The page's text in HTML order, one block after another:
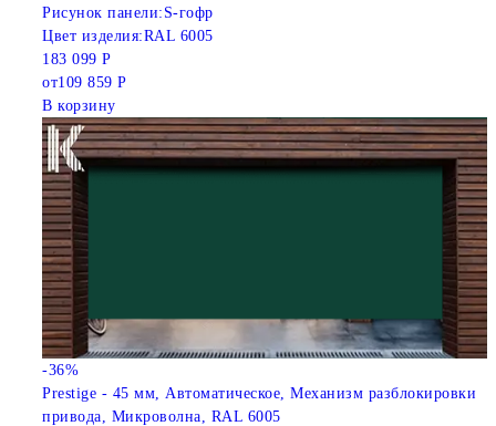
Рисунок панели: S-гофр
Цвет изделия:RAL 6005
183 099 Р
от109 859 Р
В корзину
-36%
Prestige - 45 мм, Автоматическое, Механизм разблокировки
привода, Микроволна, RAL 6005